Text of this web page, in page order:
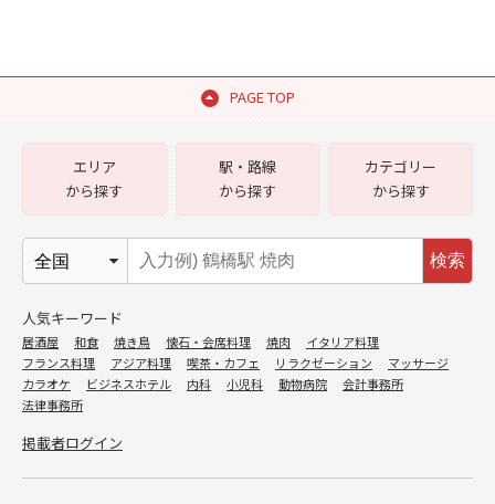
PAGE TOP
エリア
から探す
駅・路線
から探す
カテゴリー
から探す
検索
人気キーワード
居酒屋 和食 焼き鳥 懐石・会席料理 焼肉
イタリア料理
フランス料理
アジア料理 喫茶・カフェ リラクゼーション
マッサージ
カラオケ
ビジネスホテル 内科 小児科 動物病院
会計事務所
法律事務所
掲載者ログイン